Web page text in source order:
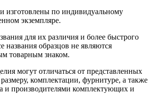
изготовлены по индивидуальному
экземпляре.
для их различия и более быстрого
названия образцов не являются
товарным знаком.
могут отличаться от представленных
комплектации, фурнитуре, а также
и производителями комплектующих и